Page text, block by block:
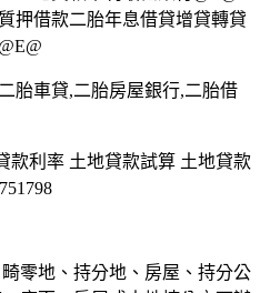
押借款二胎年息借貸增貸轉貸
胎車貸,二胎房屋銀行,二胎借
款利率 土地貸款試算 土地貸款
零地、持分地、房屋、持分公